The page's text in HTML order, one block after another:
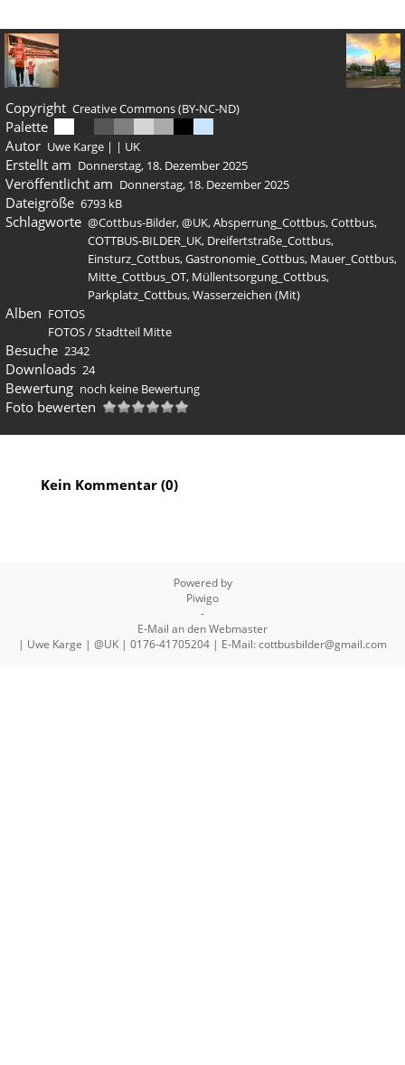
Copyright Creative Commons (BY-NC-ND)
Palette
Autor Uwe Karge | | UK
Erstellt am Donnerstag, 18. Dezember 2025
Veröffentlicht am Donnerstag, 18. Dezember 2025
Dateigröße 6793 kB
Schlagworte @Cottbus-Bilder,@UK,Absperrung_Cottbus,Cottbus,
COTTBUS-BILDER_UK, Dreifertstraße_Cottbus,
Einsturz_Cottbus,Gastronomie_Cottbus, Mauer_Cottbus,
Mitte_Cottbus_OT, Müllentsorgung_Cottbus,
Parkplatz_Cottbus,Wasserzeichen (Mit)
Alben FOTOS
FOTOS/Stadtteil Mitte
Besuche 2342
Downloads 24
Bewertung noch keine Bewertung
Foto bewerten
Kein Kommentar (0)
Powered by
Piwigo
-
E-Mail an den Webmaster
| Uwe Karge | @UK | 0176-41705204 | E-Mail: cottbusbilder@gmail.com